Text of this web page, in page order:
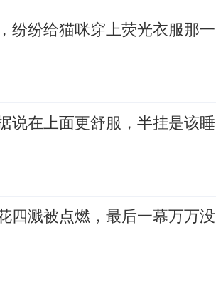
纷纷给猫咪穿上荧光衣服那一
说在上面更舒服，半挂是该睡
四溅被点燃，最后一幕万万没